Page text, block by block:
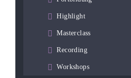
Highlight
Masterclass
Recording
Workshops